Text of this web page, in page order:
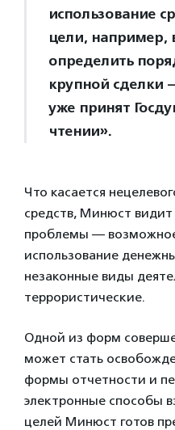
использование
цели, например,
определить
крупной сделки
уже принят
чтении».
Что касается
средств, Минюст
проблемы —
использование
незаконные виды
террористические.
Одной из форм
может стать
формы отчетности и
электронные способы
целей Минюст готов